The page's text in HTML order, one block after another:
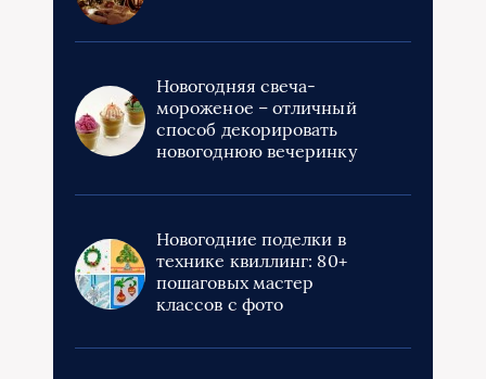
Новогодняя свеча-
мороженое – отличный
способ декорировать
новогоднюю вечеринку
Новогодние поделки в
технике квиллинг: 80+
пошаговых мастер
классов с фото